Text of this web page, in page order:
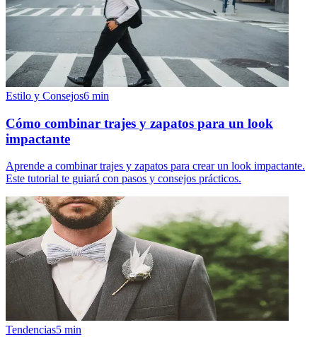
Estilo y Consejos6 min
Cómo combinar trajes y zapatos para un look
impactante
Aprende a combinar trajes y zapatos para crear un look impactante.
Este tutorial te guiará con pasos y consejos prácticos.
Tendencias5 min